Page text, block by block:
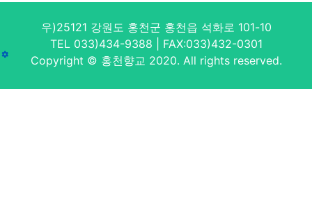
우)25121 강원도 홍천군 홍천읍 석화로 101-10
TEL 033)434-9388 | FAX:033)432-0301
Copyright © 홍천향교 2020. All rights reserved.